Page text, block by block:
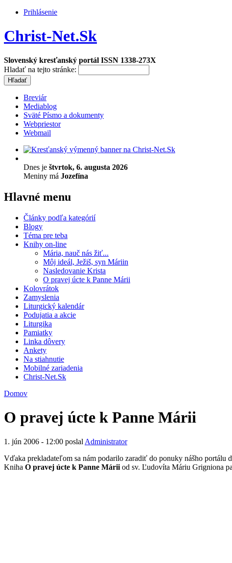
Prihlásenie
Christ-Net.Sk
Slovenský kresťanský portál ISSN 1338-273X
Hladať na tejto stránke:
Breviár
Mediablog
Sväté Písmo a dokumenty
Webpriestor
Webmail
Dnes je štvrtok, 6. augusta 2026
Meniny má Jozefína
Hlavné menu
Články podľa kategórií
Blogy
Téma pre teba
Knihy on-line
Mária, nauč nás žiť...
Môj ideál, Ježiš, syn Máriin
Nasledovanie Krista
O pravej úcte k Panne Márii
Kolovrátok
Zamyslenia
Liturgický kalendár
Podujatia a akcie
Liturgika
Pamiatky
Linka dôvery
Ankety
Na stiahnutie
Mobilné zariadenia
Christ-Net.Sk
Domov
O pravej úcte k Panne Márii
1. jún 2006 - 12:00 poslal Administrator
Vďaka prekladateľom sa nám podarilo zaradiť do ponuky nášho portálu
Kniha O pravej úcte k Panne Márii od sv. Ľudovíta Máriu Grigniona